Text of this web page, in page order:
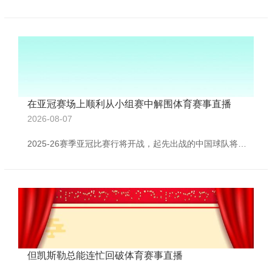
在亚冠赛场上顺利从小组赛中解围体育赛事直播
2026-08-07
2025-26赛季亚冠比赛行将开战，起先出战的中国球队将是上赛季联赛第三名的成都蓉城，他们在上赛季联赛抵制之后体育赛事直播，取得了亚冠精英联赛附加赛的比赛资历，球队将在8月12日镇守主所在对泰超球队曼谷联，届时成都蓉城将为亚冠精英联赛正赛资历竭力一搏。在中超联赛中亚冠资历之争极端热烈，五次以上插足过亚冠的球队只须五支，今天就让咱们一同盘货一下。 上海海港 7次插足亚冠 上海海港看成中超传统强队之一，也曾三次取得中超冠军，领有过胡尔克、奥斯卡等一众大牌外助，在亚洲赛场上海海港现时6次在亚冠比赛中
但凯斯勒总能连忙回破体育赛事直播